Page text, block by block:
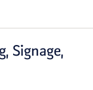
Signage,